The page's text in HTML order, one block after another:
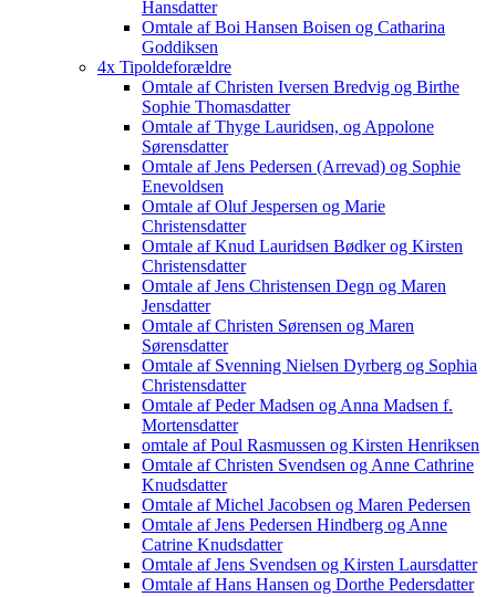
Hansdatter
Omtale af Boi Hansen Boisen og Catharina
Goddiksen
4x Tipoldeforældre
Omtale af Christen Iversen Bredvig og Birthe
Sophie Thomasdatter
Omtale af Thyge Lauridsen, og Appolone
Sørensdatter
Omtale af Jens Pedersen (Arrevad) og Sophie
Enevoldsen
Omtale af Oluf Jespersen og Marie
Christensdatter
Omtale af Knud Lauridsen Bødker og Kirsten
Christensdatter
Omtale af Jens Christensen Degn og Maren
Jensdatter
Omtale af Christen Sørensen og Maren
Sørensdatter
Omtale af Svenning Nielsen Dyrberg og Sophia
Christensdatter
Omtale af Peder Madsen og Anna Madsen f.
Mortensdatter
omtale af Poul Rasmussen og Kirsten Henriksen
Omtale af Christen Svendsen og Anne Cathrine
Knudsdatter
Omtale af Michel Jacobsen og Maren Pedersen
Omtale af Jens Pedersen Hindberg og Anne
Catrine Knudsdatter
Omtale af Jens Svendsen og Kirsten Laursdatter
Omtale af Hans Hansen og Dorthe Pedersdatter